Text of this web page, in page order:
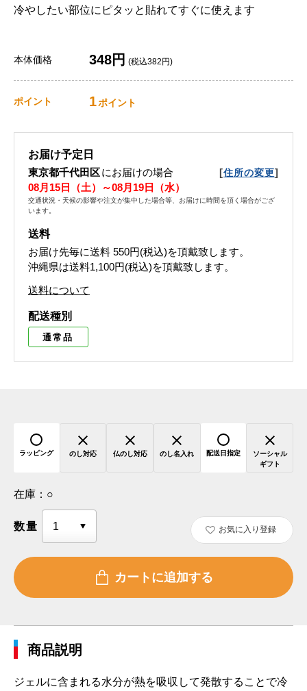
冷やしたい部位にピタッと貼れてすぐに使えます
本体価格 348円 (税込382円)
ポイント 1ポイント
お届け予定日
東京都千代田区にお届けの場合 [住所の変更]
08月15日（土）～08月19日（水）
交通状況・天候の影響や注文が集中した場合等、お届けに時間を頂く場合がござ
います。
送料
お届け先毎に送料 550円(税込)を頂戴致します。
沖縄県は送料1,100円(税込)を頂戴致します。
送料について
配送種別
通常品
ラッピング のし対応 仏のし対応 のし名入れ 配送日指定
ソーシャル
ギフト
在庫： ○
数量 お気に入り登録
商品説明
ジェルに含まれる水分が熱を吸収して発散することで冷